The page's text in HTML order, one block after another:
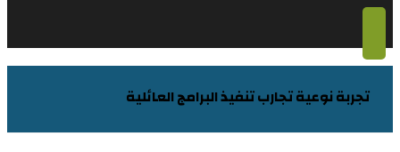
تجربة نوعية تجارب تنفيذ البرامج العائلية